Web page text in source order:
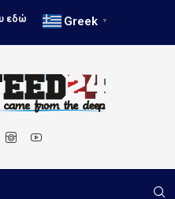
εδώ Greek ▼